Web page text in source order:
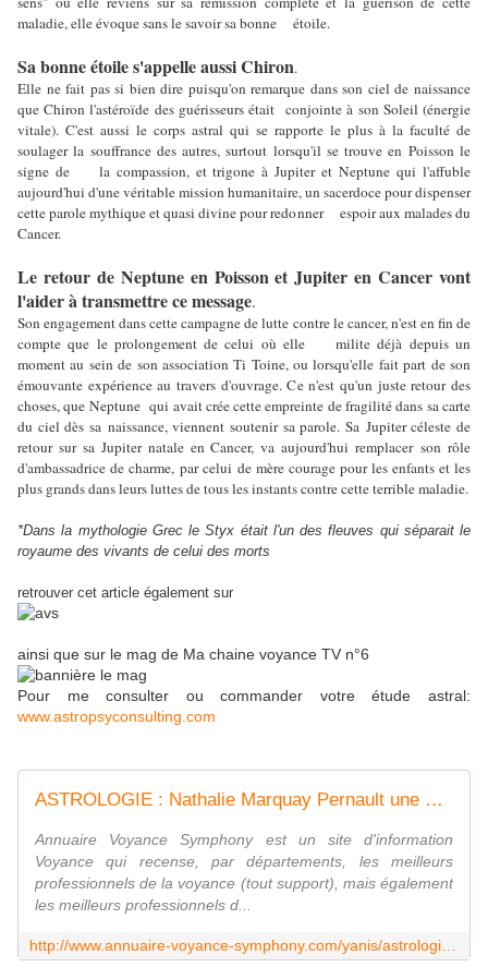
maladie, elle évoque sans le savoir sa bonne étoile.
Sa bonne étoile s'appelle aussi Chiron.
Elle ne fait pas si bien dire puisqu'on remarque dans son ciel de naissance
que Chiron l'astéroïde des guérisseurs était conjointe à son Soleil (énergie
vitale). C'est aussi le corps astral qui se rapporte le plus à la faculté de
soulager la souffrance des autres, surtout lorsqu'il se trouve en Poisson le
signe de la compassion, et trigone à Jupiter et Neptune qui l'affuble
aujourd'hui d'une véritable mission humanitaire, un sacerdoce pour dispenser
cette parole mythique et quasi divine pour redonner espoir aux malades du
Cancer.
Le retour de Neptune en Poisson et Jupiter en Cancer vont
l'aider à transmettre ce message.
Son engagement dans cette campagne de lutte contre le cancer, n'est en fin de
compte que le prolongement de celui où elle milite déjà depuis un
moment au sein de son association Ti Toine, ou lorsqu'elle fait part de son
émouvante expérience au travers d'ouvrage. Ce n'est qu'un juste retour des
choses, que Neptune qui avait crée cette empreinte de fragilité dans sa carte
du ciel dès sa naissance, viennent soutenir sa parole. Sa Jupiter céleste de
retour sur sa Jupiter natale en Cancer, va aujourd'hui remplacer son rôle
d'ambassadrice de charme, par celui de mère courage pour les enfants et les
plus grands dans leurs luttes de tous les instants contre cette terrible maladie.
*Dans la mythologie Grec le Styx était l'un des fleuves qui séparait le
royaume des vivants de celui des morts
retrouver cet article également sur
ainsi que sur le mag de Ma chaine voyance TV n°6
Pour me consulter ou commander votre étude astral:
www.astropsyconsulting.com
ASTROLOGIE : Nathalie Marquay Pernault une miraculée qui croise le fer contre le cancer - Par Yanis Astrologue, Voyant
Annuaire Voyance Symphony est un site d'information
Voyance qui recense, par départements, les meilleurs
professionnels de la voyance (tout support), mais également
les meilleurs professionnels d...